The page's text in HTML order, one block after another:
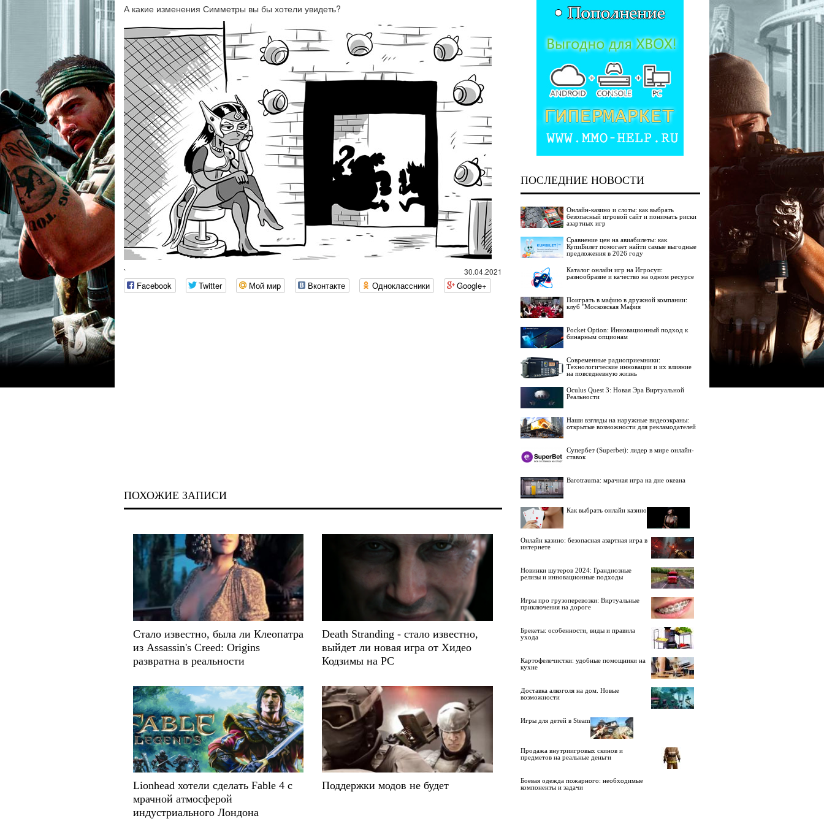
А какие изменения Симметры вы бы хотели увидеть?
30.04.2021
`
Facebook Twitter Мой мир Вконтакте Одноклассники Google+
ПОХОЖИЕ ЗАПИСИ
Стало известно, была ли Клеопатра
из Assassin's Creed: Origins
развратна в реальности
Death Stranding - стало известно,
выйдет ли новая игра от Хидео
Кодзимы на PC
Lionhead хотели сделать Fable 4 с
мрачной атмосферой
индустриального Лондона
Поддержки модов не будет
ПОСЛЕДНИЕ НОВОСТИ
Онлайн-казино и слоты: как выбрать
безопасный игровой сайт и понимать риски
азартных игр
Сравнение цен на авиабилеты: как
КупиБилет помогает найти самые выгодные
предложения в 2026 году
Каталог онлайн игр на Игросуп:
разнообразие и качество на одном ресурсе
Поиграть в мафию в дружной компании:
клуб "Московская Мафия
Pocket Option: Инновационный подход к
бинарным опционам
Современные радиоприемники:
Технологические инновации и их влияние
на повседневную жизнь
Oculus Quest 3: Новая Эра Виртуальной
Реальности
Наши взгляды на наружные видеоэкраны:
открытые возможности для рекламодателей
Супербет (Superbet): лидер в мире онлайн-
ставок
Barotrauma: мрачная игра на дне океана
Как выбрать онлайн казино
Онлайн казино: безопасная азартная игра в
интернете
Новинки шутеров 2024: Грандиозные
релизы и инновационные подходы
Игры про грузоперевозки: Виртуальные
приключения на дороге
Брекеты: особенности, виды и правила
ухода
Картофелечистки: удобные помощники на
кухне
Доставка алкоголя на дом. Новые
возможности
Игры для детей в Steam
Продажа внутриигровых скинов и
предметов на реальные деньги
Боевая одежда пожарного: необходимые
компоненты и задачи